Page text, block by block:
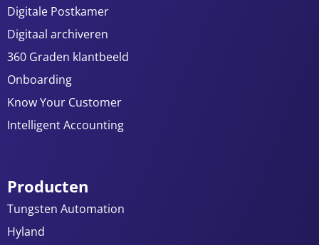
Digitale Postkamer
Digitaal archiveren
360 Graden klantbeeld
Onboarding
Know Your Customer
Intelligent Accounting
Producten
Tungsten Automation
Hyland